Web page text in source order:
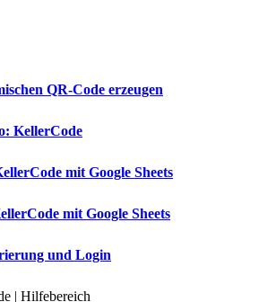
QR-Code erzeugen
KellerCode
mit Google Sheets
mit Google Sheets
und Login
| Hilfebereich